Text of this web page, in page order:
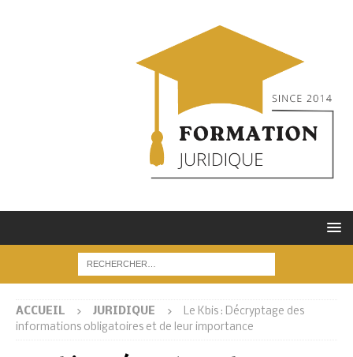
ACCUEIL JURIDIQUE
Le Kbis : Décryptage des
informations obligatoires et de leur importance